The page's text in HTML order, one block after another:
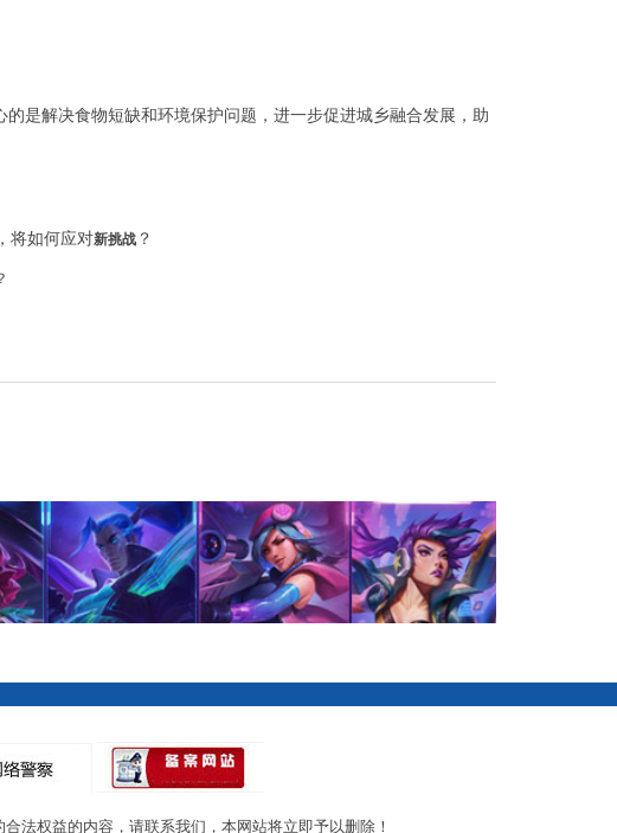
是解决食物短缺和环境保护问题，进一步促进城乡融合发展，助
将如何应对新挑战 ？
法权益的内容，请联系我们，本网站将立即予以删除！